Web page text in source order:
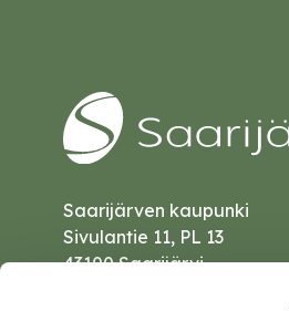
Saarijärven kaupunki
Sivulantie 11, PL 13
43100 Saarijärvi